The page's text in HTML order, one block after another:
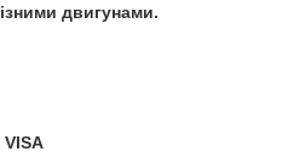
двигунами.